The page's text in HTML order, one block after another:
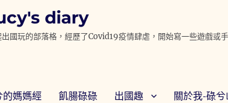
diary
國玩的部落格，經歷了Covid19疫情肆虐，開始寫一些遊戲
的媽媽經 飢腸碌碌 出國趣 關於我-碌